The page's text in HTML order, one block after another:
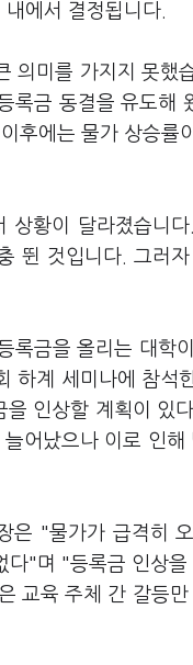
에서 결정됩니다.
의미를 가지지 못했
금 동결을 유도해
후에는 물가 상승
상황이 달라졌습
뛴 것입니다. 그러
록금을 올리는 대학
하계 세미나에 참
인상할 계획이 있
어났으나 이로 인
은 "물가가 급격히
"며 "등록금 인상
교육 주체 간 갈등